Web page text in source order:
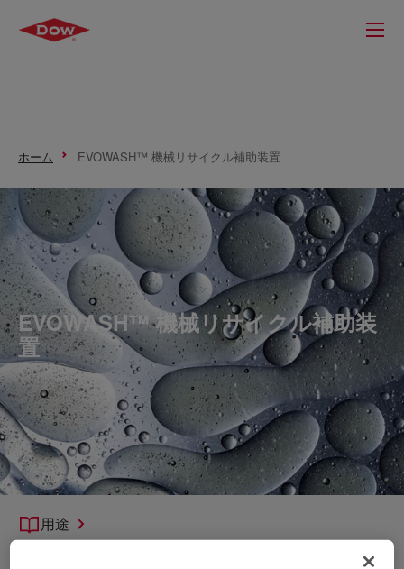
ホーム EVOWASH™ 機械リサイクル補助装置
EVOWASH™ 機械リサイクル補助装
置
用途